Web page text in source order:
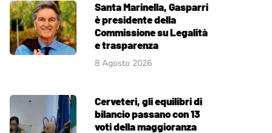
Santa Marinella, Gasparri
è presidente della
Commissione su Legalità
e trasparenza
8 Agosto 2026
Cerveteri, gli equilibri di
bilancio passano con 13
voti della maggioranza